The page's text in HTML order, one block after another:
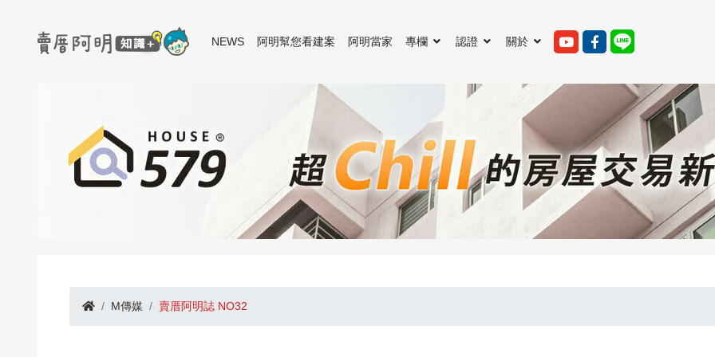
NEWS 阿明幫您看建案 阿明當家 專欄 認證 關於
M傳媒 賣厝阿明誌 NO32